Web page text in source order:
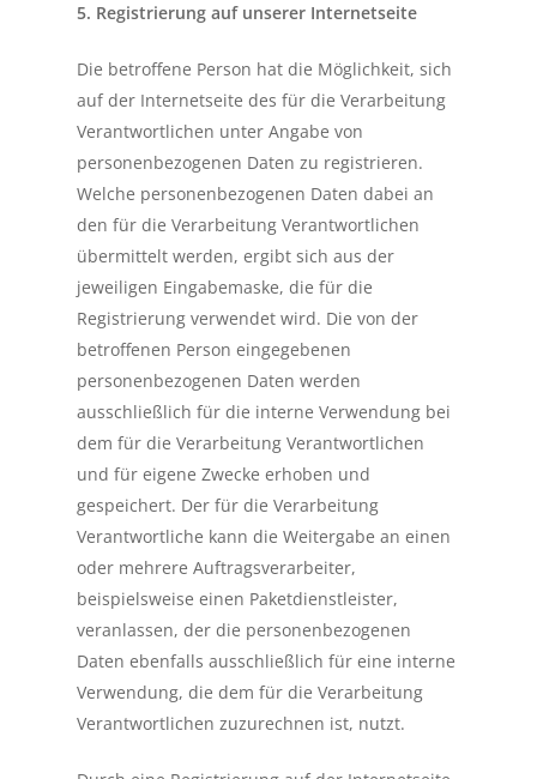
5. Registrierung auf unserer Internetseite
Die betroffene Person hat die Möglichkeit, sich
auf der Internetseite des für die Verarbeitung
Verantwortlichen unter Angabe von
personenbezogenen Daten zu registrieren.
Welche personenbezogenen Daten dabei an
den für die Verarbeitung Verantwortlichen
übermittelt werden, ergibt sich aus der
jeweiligen Eingabemaske, die für die
Registrierung verwendet wird. Die von der
betroffenen Person eingegebenen
personenbezogenen Daten werden
ausschließlich für die interne Verwendung bei
dem für die Verarbeitung Verantwortlichen
und für eigene Zwecke erhoben und
gespeichert. Der für die Verarbeitung
Verantwortliche kann die Weitergabe an einen
oder mehrere Auftragsverarbeiter,
beispielsweise einen Paketdienstleister,
veranlassen, der die personenbezogenen
Daten ebenfalls ausschließlich für eine interne
Verwendung, die dem für die Verarbeitung
Verantwortlichen zuzurechnen ist, nutzt.